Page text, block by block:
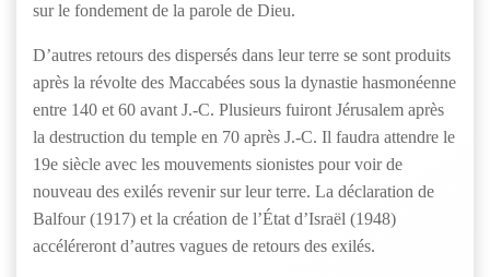
sur le fondement de la parole de Dieu.
D’autres retours des dispersés dans leur terre se sont produits
après la révolte des Maccabées sous la dynastie hasmonéenne
entre 140 et 60 avant J.-C. Plusieurs fuiront Jérusalem après
la destruction du temple en 70 après J.-C. Il faudra attendre le
19e siècle avec les mouvements sionistes pour voir de
nouveau des exilés revenir sur leur terre. La déclaration de
Balfour (1917) et la création de l’État d’Israël (1948)
accéléreront d’autres vagues de retours des exilés.